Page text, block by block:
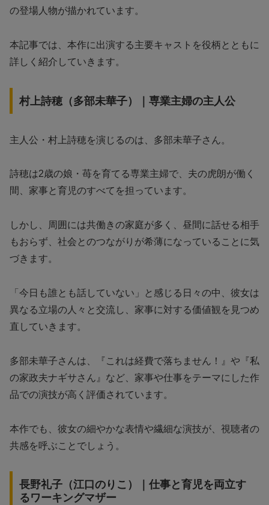
の登場人物が描かれています。
本記事では、本作に出演する主要キャストを役柄とともに
詳しく紹介していきます。
村上詩穂（多部未華子）｜専業主婦の主人公
主人公・村上詩穂を演じるのは、多部未華子さん。
詩穂は2歳の娘・苺を育てる専業主婦で、夫の虎朗が働く
間、家事と育児のすべてを担っています。
しかし、周囲には共働きの家庭が多く、昼間に話せる相手
もおらず、社会とのつながりが希薄になっていることに気
づきます。
「今日も誰とも話していない」と感じる日々の中、彼女は
異なる立場の人々と交流し、家事に対する価値観を見つめ
直していきます。
多部未華子さんは、『これは経費で落ちません！』や『私
の家政夫ナギサさん』など、家事や仕事をテーマにした作
品での演技が高く評価されています。
本作でも、彼女の細やかな表情や繊細な演技が、視聴者の
共感を呼ぶことでしょう。
長野礼子（江口のりこ）｜仕事と育児を両立す
るワーキングマザー